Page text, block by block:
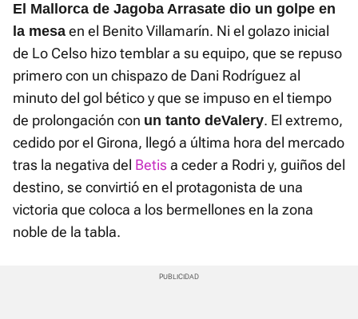
El Mallorca de Jagoba Arrasate dio un golpe en
la mesa en el Benito Villamarín. Ni el golazo inicial
de Lo Celso hizo temblar a su equipo, que se repuso
primero con un chispazo de Dani Rodríguez al
minuto del gol bético y que se impuso en el tiempo
de prolongación con un tanto deValery. El extremo,
cedido por el Girona, llegó a última hora del mercado
tras la negativa del Betisa ceder a Rodri y, guiños del
destino, se convirtió en el protagonista de una
victoria que coloca a los bermellones en la zona
noble de la tabla.